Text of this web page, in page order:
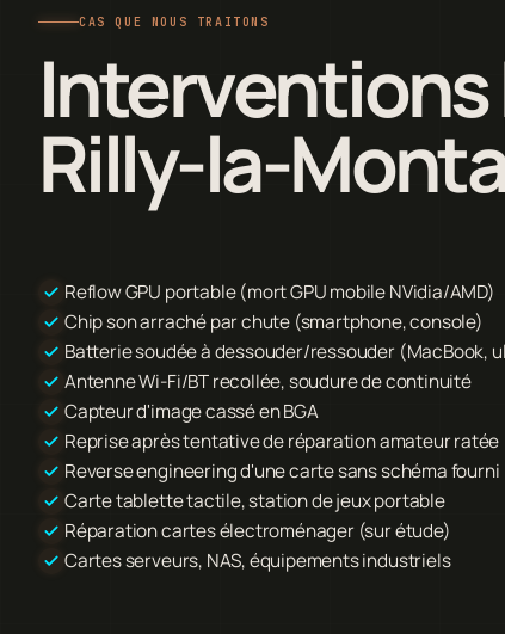
CAS QUE NOUS TRAITONS
Interventions
Rilly-la-
Reflow GPU portable (mort GPU mobile NVidia/AMD)
Chip son arraché par chute (smartphone, console)
Batterie soudée à dessouder/ressouder (MacBook,
Antenne Wi-Fi/BT recollée, soudure de continuité
Capteur d'image cassé en BGA
Reprise après tentative de réparation amateur ratée
Reverse engineering d'une carte sans schéma fourni
Carte tablette tactile, station de jeux portable
Réparation cartes électroménager (sur étude)
Cartes serveurs, NAS, équipements industriels